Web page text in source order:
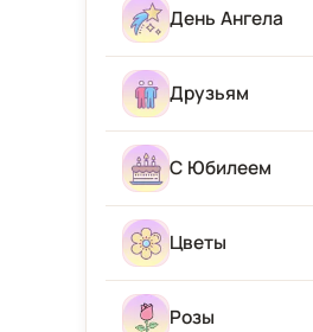
Прости Меня
Привет
С новорожденным
Приятного аппетита
С приездом
День Ангела
Друзьям
С Юбилеем
Цветы
Розы